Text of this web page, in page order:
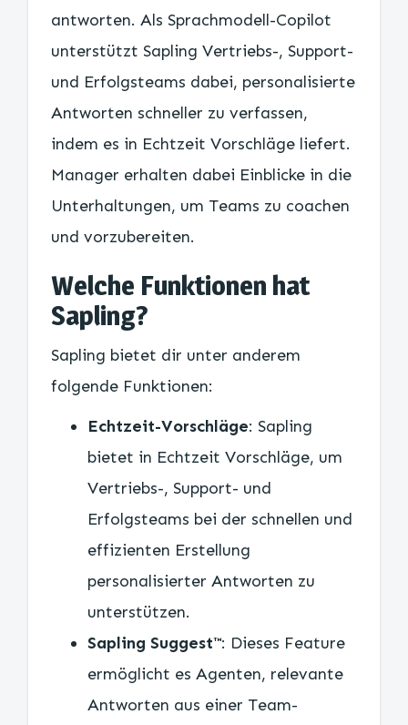
antworten. Als Sprachmodell-Copilot
unterstützt Sapling Vertriebs-, Support-
und Erfolgsteams dabei, personalisierte
Antworten schneller zu verfassen,
indem es in Echtzeit Vorschläge liefert.
Manager erhalten dabei Einblicke in die
Unterhaltungen, um Teams zu coachen
und vorzubereiten.
Welche Funktionen hat
Sapling?
Sapling bietet dir unter anderem
folgende Funktionen:
Echtzeit-Vorschläge: Sapling
bietet in Echtzeit Vorschläge, um
Vertriebs-, Support- und
Erfolgsteams bei der schnellen und
effizienten Erstellung
personalisierter Antworten zu
unterstützen.
Sapling Suggest™: Dieses Feature
ermöglicht es Agenten, relevante
Antworten aus einer Team-